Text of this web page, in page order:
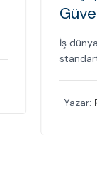
İş
Yazar: